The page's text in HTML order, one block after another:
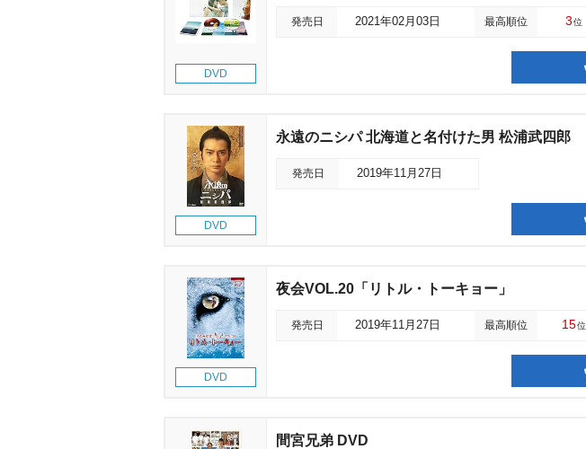
DVD
発売日 2021年02月03日 最高順位 3位
DVD
永遠のニシパ 北海道と名付けた男 松浦武四郎
発売日 2019年11月27日
DVD
夜会VOL.20「リトル・トーキョー」
発売日 2019年11月27日 最高順位 15位
間宮兄弟 DVD